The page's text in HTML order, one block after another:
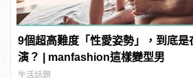
9個超高難度「性愛姿勢」，到底是
演？ | manfashion這樣變型男
生活話題